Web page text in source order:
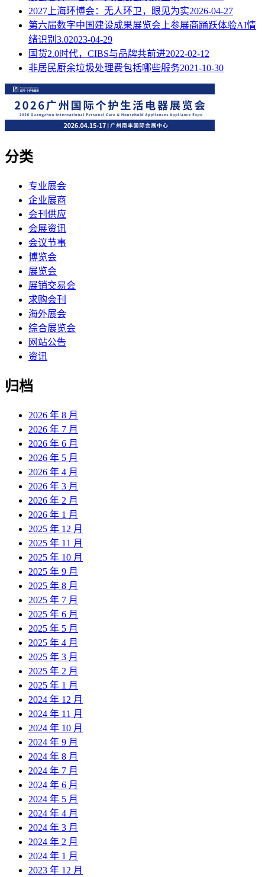
2027上海环博会：无人环卫，眼见为实2026-04-27
第六届数字中国建设成果展览会上参展商踊跃体验AI情
绪识别3.02023-04-29
国货2.0时代，CIBS与品牌共前进2022-02-12
非居民厨余垃圾处理费包括哪些服务2021-10-30
分类
专业展会
企业展商
会刊供应
会展资讯
会议节事
博览会
展览会
展销交易会
求购会刊
海外展会
综合展览会
网站公告
资讯
归档
2026 年 8 月
2026 年 7 月
2026 年 6 月
2026 年 5 月
2026 年 4 月
2026 年 3 月
2026 年 2 月
2026 年 1 月
2025 年 12 月
2025 年 11 月
2025 年 10 月
2025 年 9 月
2025 年 8 月
2025 年 7 月
2025 年 6 月
2025 年 5 月
2025 年 4 月
2025 年 3 月
2025 年 2 月
2025 年 1 月
2024 年 12 月
2024 年 11 月
2024 年 10 月
2024 年 9 月
2024 年 8 月
2024 年 7 月
2024 年 6 月
2024 年 5 月
2024 年 4 月
2024 年 3 月
2024 年 2 月
2024 年 1 月
2023 年 12 月